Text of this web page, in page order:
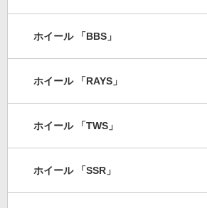
ホイール 「BBS」
ホイール 「RAYS」
ホイール 「TWS」
ホイール 「SSR」